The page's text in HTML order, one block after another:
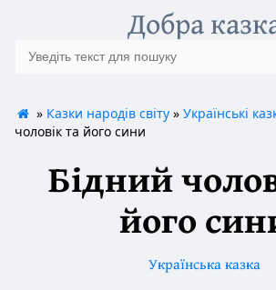
Добра
» Казки народів світу» Українські
чоловік та його сини
Бідний
його
Українська казка